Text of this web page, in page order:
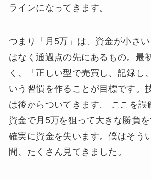
ラインになってきます。
つまり「月5万」は、資金が小さ
はなく通過点の先にあるもの。最
く、「正しい型で売買し、記録し
いう習慣を作ることが目標です。
は後からついてきます。 ここを誤
資金で月5万を狙って大きな勝負
確実に資金を失います。僕はそう
間、たくさん見てきました。